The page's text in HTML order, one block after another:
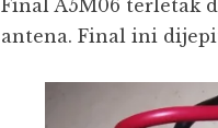
Final A5M06 terletak
antena. Final ini